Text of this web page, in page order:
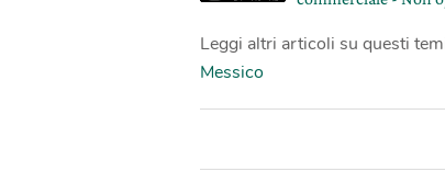
Leggi altri articoli su questi
Messico